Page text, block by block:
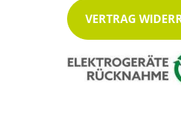
VERTRAG